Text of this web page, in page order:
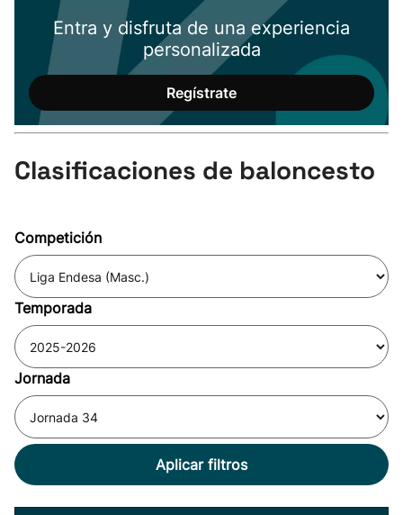
Entra y disfruta de una experiencia
personalizada
Regístrate
Clasificaciones de baloncesto
Competición
Temporada
Jornada
Aplicar filtros